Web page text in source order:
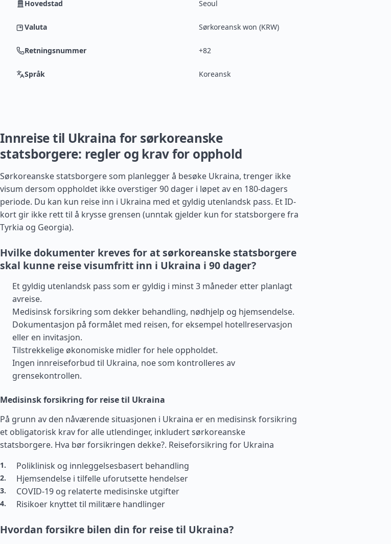
Hovedstad Seoul
Valuta Sørkoreansk won (KRW)
Retningsnummer +82
Språk Koreansk
Innreise til Ukraina for sørkoreanske
statsborgere: regler og krav for opphold
Sørkoreanske statsborgere som planlegger å besøke Ukraina, trenger ikke
visum dersom oppholdet ikke overstiger 90 dager i løpet av en 180-dagers
periode. Du kan kun reise inn i Ukraina med et gyldig utenlandsk pass. Et ID-
kort gir ikke rett til å krysse grensen (unntak gjelder kun for statsborgere fra
Tyrkia og Georgia).
Hvilke dokumenter kreves for at sørkoreanske statsborgere
skal kunne reise visumfritt inn i Ukraina i 90 dager?
Et gyldig utenlandsk pass som er gyldig i minst 3 måneder etter planlagt
avreise.
Medisinsk forsikring som dekker behandling, nødhjelp og hjemsendelse.
Dokumentasjon på formålet med reisen, for eksempel hotellreservasjon
eller en invitasjon.
Tilstrekkelige økonomiske midler for hele oppholdet.
Ingen innreiseforbud til Ukraina, noe som kontrolleres av
grensekontrollen.
Medisinsk forsikring for reise til Ukraina
På grunn av den nåværende situasjonen i Ukraina er en medisinsk forsikring
et obligatorisk krav for alle utlendinger, inkludert sørkoreanske
statsborgere. Hva bør forsikringen dekke?. Reiseforsikring for Ukraina
Poliklinisk og innleggelsesbasert behandling
Hjemsendelse i tilfelle uforutsette hendelser
COVID-19 og relaterte medisinske utgifter
Risikoer knyttet til militære handlinger
Hvordan forsikre bilen din for reise til Ukraina?